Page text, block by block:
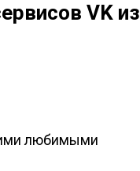
VK
любимыми